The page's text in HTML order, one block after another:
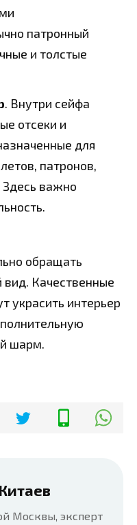
патронный
и толстые
. Внутри сейфа
отсеки и
для
патронов,
важно
обращать
Качественные
украсить интерьер
шарм.
Москвы, эксперт